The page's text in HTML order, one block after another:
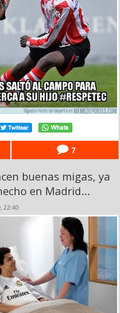
7
buenas migas, ya
en Madrid...
22:40